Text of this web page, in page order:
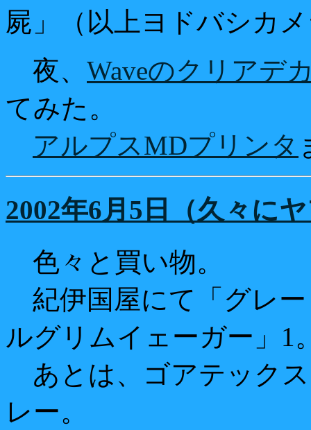
屍」（以上ヨドバシカ
夜、 Waveのクリアデ
てみた。
アルプスMDプリンタ
2002年6月5日（久々に
色々と買い物。
紀伊国屋にて「グレ
ルグリムイェーガー」1
あとは、ゴアテック
レー。